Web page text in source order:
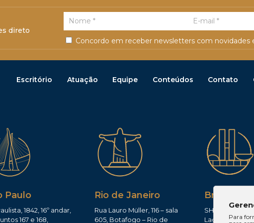
direto
Concordo em receber newsletters com novidades
Escritório Atuação Equipe Conteúdos Contato
Paulo
1842, 16º andar,
167 e 168,
Rio de Janeiro
Rua Lauro Müller, 116 – sala
605, Botafogo – Rio de
Brasília
SHIS QI 11,
Lago Sul –
Para